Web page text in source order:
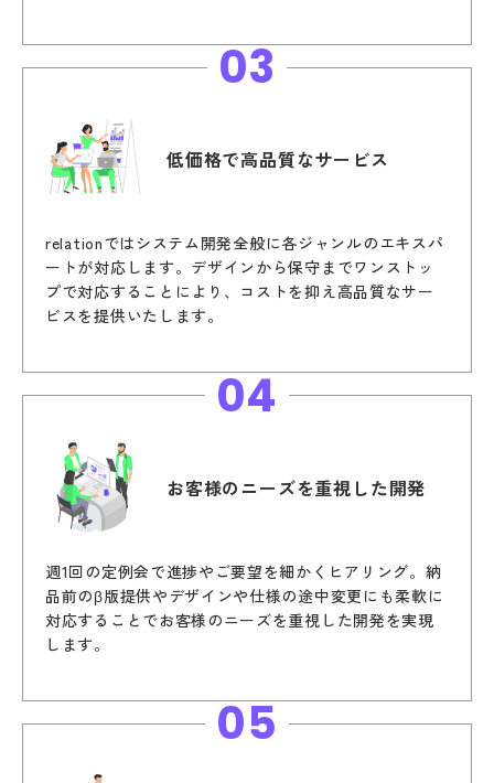
03
低価格で高品質なサービス
relationではシステム開発全般に各ジャンルのエキスパ
ートが対応します。デザインから保守までワンストッ
プで対応することにより、コストを抑え高品質なサー
ビスを提供いたします。
04
お客様のニーズを重視した開発
週1回の定例会で進捗やご要望を細かくヒアリング。納
品前のβ版提供やデザインや仕様の途中変更にも柔軟に
対応することでお客様のニーズを重視した開発を実現
します。
05